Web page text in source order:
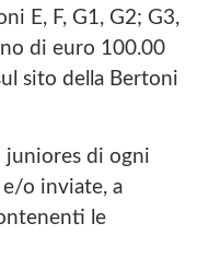
E, F, G1, G2; G3,
di euro 100.00
sito della Bertoni
juniores di ogni
o inviate, a
le